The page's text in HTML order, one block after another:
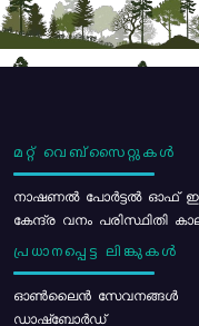
മറ്റ് വെബ്സൈറ്റുകൾ
നാഷണൽ പോർട്ടൽ ഓഫ്
കേന്ദ്ര വനം പരിസ്ഥിതി
പ്രധാനപ്പെട്ട ലിങ്കുകൾ
ഓൺലൈൻ സേവനങ്ങൾ
ഡാഷ്ബോർഡ്